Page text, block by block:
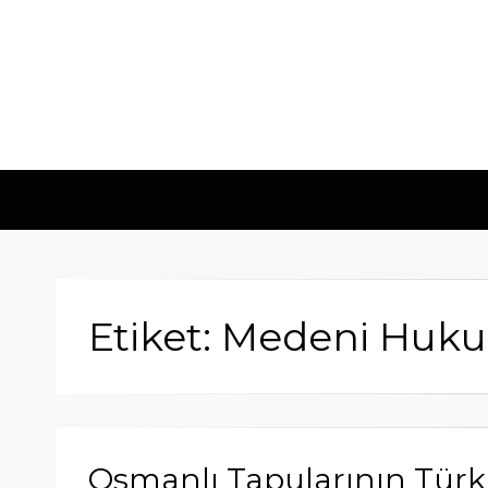
Etiket: Medeni
Osmanlı Tapularının